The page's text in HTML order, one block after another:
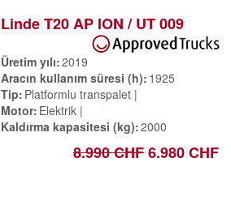
Linde T20 AP ION / UT 009
Üretim yılı 2019
Aracın kullanım süresi (h) 1925
Tip Platformlu transpalet
Motor Elektrik
Kaldırma kapasitesi (kg) 2000
8.990 CHF6.980 CHF